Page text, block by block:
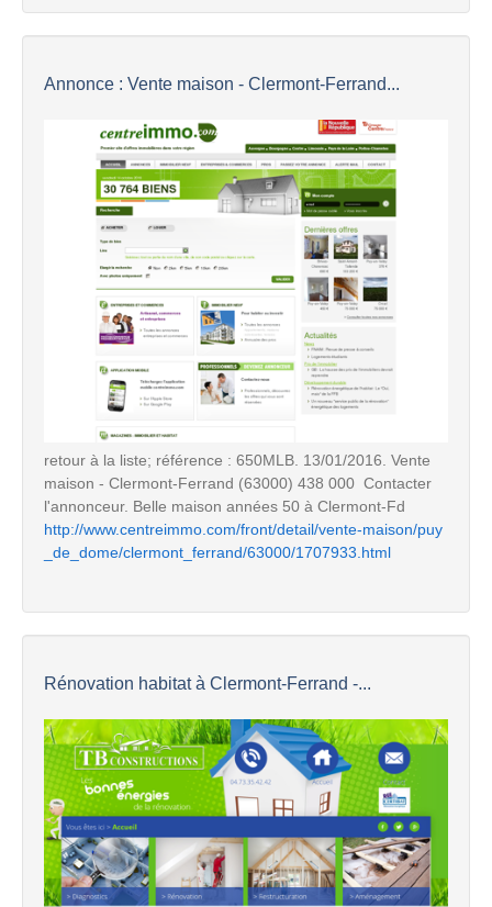
Annonce : Vente maison - Clermont-Ferrand...
retour à la liste; référence : 650MLB. 13/01/2016. Vente
maison - Clermont-Ferrand (63000) 438 000  Contacter
l'annonceur. Belle maison années 50 à Clermont-Fd
http://www.centreimmo.com/front/detail/vente-maison/puy
_de_dome/clermont_ferrand/63000/1707933.html
Rénovation habitat à Clermont-Ferrand -...